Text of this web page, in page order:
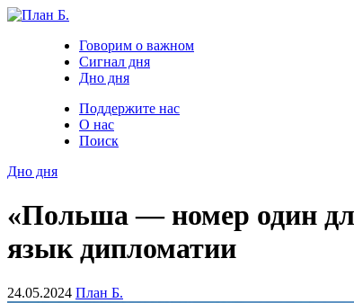
Говорим о важном
Сигнал дня
Дно дня
Поддержите нас
О нас
Поиск
Дно дня
«Польша — номер один
язык дипломатии
24.05.2024 План Б.